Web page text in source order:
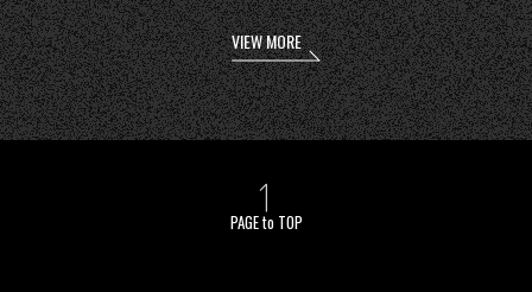
VIEW MORE
PAGE to TOP